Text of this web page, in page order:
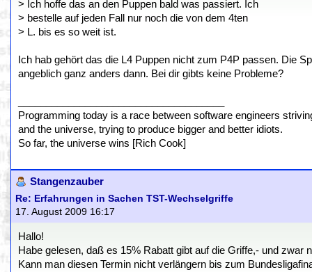
> Ich hoffe das an den Puppen bald was passiert. Ich
> bestelle auf jeden Fall nur noch die von dem 4ten
> L. bis es so weit ist.
Ich hab gehört das die L4 Puppen nicht zum P4P passen. Die
angeblich ganz anders dann. Bei dir gibts keine Probleme?
Programming today is a race between software engineers
and the universe, trying to produce bigger and better idiots.
So far, the universe wins [Rich Cook]
Stangenzauber
Re: Erfahrungen in Sachen TST-Wechselgriffe
17. August 2009 16:17
Hallo!
Habe gelesen, daß es 15% Rabatt gibt auf die Griffe,- und zwar
Kann man diesen Termin nicht verlängern bis zum